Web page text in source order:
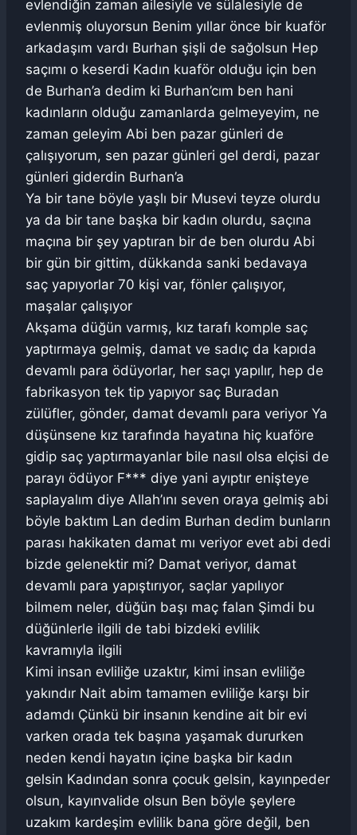
evlendiğin zaman ailesiyle ve sülalesiyle de
evlenmiş oluyorsun Benim yıllar önce bir kuaför
arkadaşım vardı Burhan şişli de sağolsun Hep
saçımı o keserdi Kadın kuaför olduğu için ben
de Burhan’a dedim ki Burhan’cım ben hani
kadınların olduğu zamanlarda gelmeyeyim, ne
zaman geleyim Abi ben pazar günleri de
çalışıyorum, sen pazar günleri gel derdi, pazar
günleri giderdin Burhan’a
Ya bir tane böyle yaşlı bir Musevi teyze olurdu
ya da bir tane başka bir kadın olurdu, saçına
maçına bir şey yaptıran bir de ben olurdu Abi
bir gün bir gittim, dükkanda sanki bedavaya
saç yapıyorlar 70 kişi var, fönler çalışıyor,
maşalar çalışıyor
Akşama düğün varmış, kız tarafı komple saç
yaptırmaya gelmiş, damat ve sadıç da kapıda
devamlı para ödüyorlar, her saçı yapılır, hep de
fabrikasyon tek tip yapıyor saç Buradan
zülüfler, gönder, damat devamlı para veriyor Ya
düşünsene kız tarafında hayatına hiç kuaföre
gidip saç yaptırmayanlar bile nasıl olsa elçisi de
parayı ödüyor F*** diye yani ayıptır enişteye
saplayalım diye Allah’ını seven oraya gelmiş abi
böyle baktım Lan dedim Burhan dedim bunların
parası hakikaten damat mı veriyor evet abi dedi
bizde gelenektir mi? Damat veriyor, damat
devamlı para yapıştırıyor, saçlar yapılıyor
bilmem neler, düğün başı maç falan Şimdi bu
düğünlerle ilgili de tabi bizdeki evlilik
kavramıyla ilgili
Kimi insan evliliğe uzaktır, kimi insan evliliğe
yakındır Nait abim tamamen evliliğe karşı bir
adamdı Çünkü bir insanın kendine ait bir evi
varken orada tek başına yaşamak dururken
neden kendi hayatın içine başka bir kadın
gelsin Kadından sonra çocuk gelsin, kayınpeder
olsun, kayınvalide olsun Ben böyle şeylere
uzakım kardeşim evlilik bana göre değil, ben